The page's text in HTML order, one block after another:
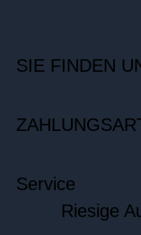
SIE FINDEN
Service
Riesige